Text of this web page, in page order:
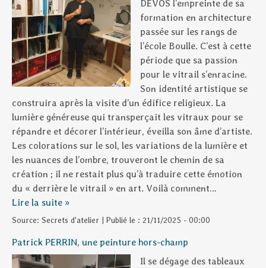
DEVOS l’empreinte de sa
formation en architecture
passée sur les rangs de
l’école Boulle. C’est à cette
période que sa passion
pour le vitrail s’enracine.
Son identité artistique se
construira après la visite d’un édifice religieux. La
lumière généreuse qui transperçait les vitraux pour se
répandre et décorer l’intérieur, éveilla son âme d’artiste.
Les colorations sur le sol, les variations de la lumière et
les nuances de l’ombre, trouveront le chemin de sa
création ; il ne restait plus qu’à traduire cette émotion
du « derrière le vitrail » en art. Voilà comment…
Lire la suite »
Source: Secrets d'atelier | Publié le : 21/11/2025 - 00:00
Patrick PERRIN, une peinture hors-champ
Il se dégage des tableaux